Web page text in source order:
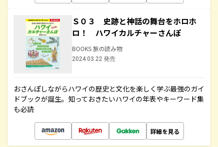
Ｓ０３ 史跡と神話の舞台をホロホ
ロ！ ハワイカルチャーさんぽ
BOOKS 旅の読み物
2024.03.22 発売
おさんぽしながらハワイの歴史と文化を楽しく学ぶ最強のガイ
ドブックが誕生。知っておきたいハワイの年表やキーワード集
も必読
詳細を見る